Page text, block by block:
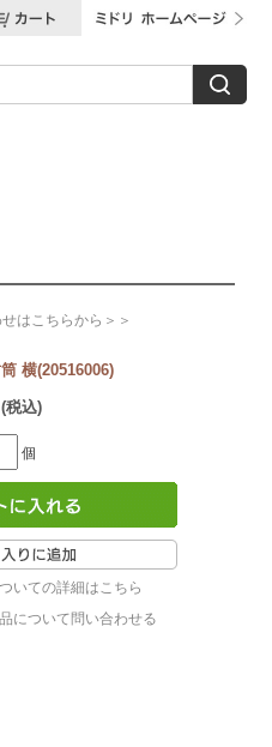
はこちらから＞＞
横(20516006)
税込)
個
いての詳細はこちら
について問い合わせる